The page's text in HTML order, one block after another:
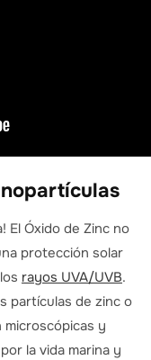
El Óxido de Zinc no
protección solar
rayos UVA/UVB.
partículas de zinc o
y
la vida marina y